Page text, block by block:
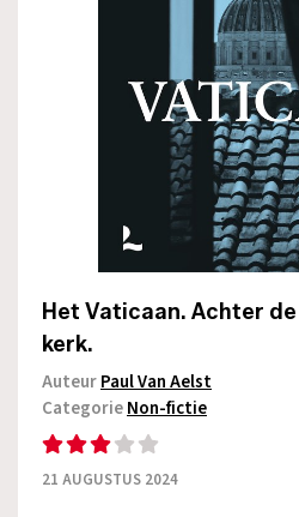
Het Vaticaan. Achter
kerk.
AuteurPaul Van Aelst
CategorieNon-fictie
21 AUGUSTUS 2024